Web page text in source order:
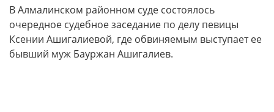
В Алмалинском районном суде состоялось
очередное судебное заседание по делу певицы
Ксении Ашигалиевой, где обвиняемым выступает ее
бывший муж Бауржан Ашигалиев.